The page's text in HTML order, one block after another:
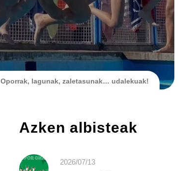
Oporrak, lagunak, zaletasunak… udalekuak!
Azken albisteak
2026/07/13